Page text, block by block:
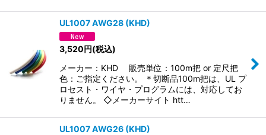
UL1007 AWG28 (KHD)
3,520円(税込)
メーカー：KHD 販売単位：100m把 or 定尺把
色：ご指定ください。 ＊切断品100m把は、UL プ
ロセスト・ワイヤ・プログラムには、対応してお
りません。 ◇メーカーサイト htt…
UL1007 AWG26 (KHD)